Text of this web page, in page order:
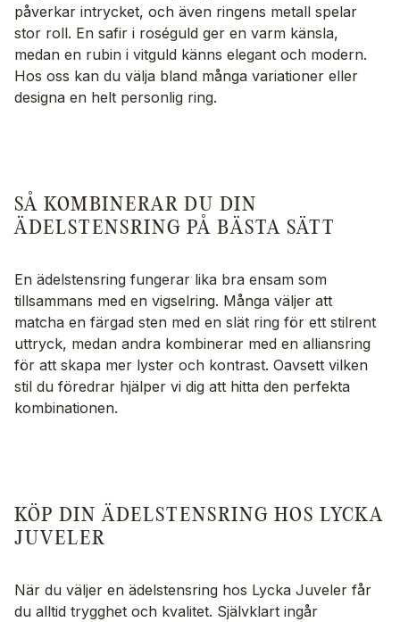
påverkar intrycket, och även ringens metall spelar
stor roll. En safir i roséguld ger en varm känsla,
medan en rubin i vitguld känns elegant och modern.
Hos oss kan du välja bland många variationer eller
designa en helt personlig ring.
SÅ KOMBINERAR DU DIN
ÄDELSTENSRING PÅ BÄSTA SÄTT
En ädelstensring fungerar lika bra ensam som
tillsammans med en vigselring. Många väljer att
matcha en färgad sten med en slät ring för ett stilrent
uttryck, medan andra kombinerar med en alliansring
för att skapa mer lyster och kontrast. Oavsett vilken
stil du föredrar hjälper vi dig att hitta den perfekta
kombinationen.
KÖP DIN ÄDELSTENSRING HOS LYCKA
JUVELER
När du väljer en ädelstensring hos Lycka Juveler får
du alltid trygghet och kvalitet. Självklart ingår